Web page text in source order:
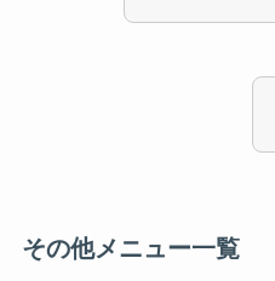
その他メニュー一覧